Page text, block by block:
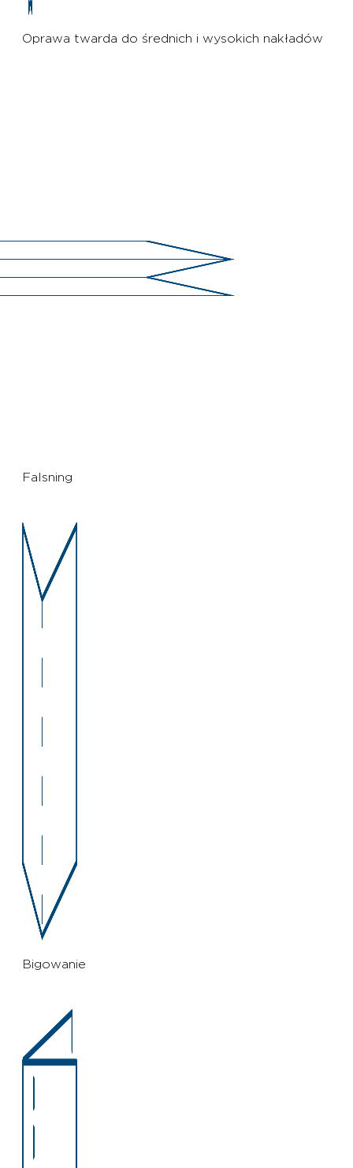
Oprawa twarda do średnich i wysokich nakładów
Falsning
Bigowanie